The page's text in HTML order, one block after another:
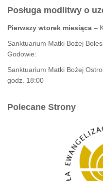
Posługa modlitwy o
Pierwszy wtorek miesiąca –
Sanktuarium Matki Bożej
Godowie:
Sanktuarium Matki Bożej
godz. 18:00
Polecane Strony